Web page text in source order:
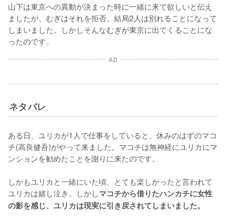
山下は東京への異動が決まった時に一緒に来て欲しいと伝え
ましたが、むぎはそれを拒否。結局2人は別れることになって
しまいました。しかしそんなむぎが東京に出てくることにな
ったのです。
AD
ネタバレ
ある日、ユリカが1人で仕事をしていると、休みのはずのマコ
チ(高良健吾)がやって来ました。マコチは無神経にユリカにマ
ンションを勧めたことを謝りに来たのです。
しかもユリカと一緒にいた頃、とても楽しかったと言われて
ユリカは嬉し泣き。しかしマコチから借りたハンカチに女性
の影を感じ、ユリカは現実に引き戻されてしまいました。